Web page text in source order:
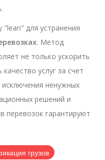
для устранения
. Метод
не только ускорить
услуг за счет
ненужных
решений и
перевозок гарантируют
грузов